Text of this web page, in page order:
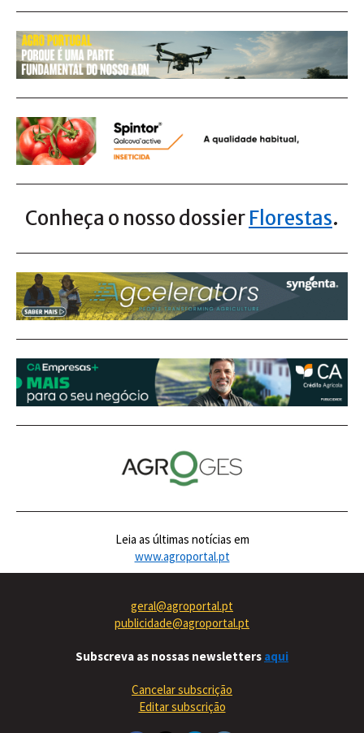
Conheça o nosso dossierFlorestas.
Leia as últimas notícias em
www.agroportal.pt
geral@agroportal.pt
publicidade@agroportal.pt
Subscreva as nossas newsletters aqui
Cancelar subscrição
Editar subscrição